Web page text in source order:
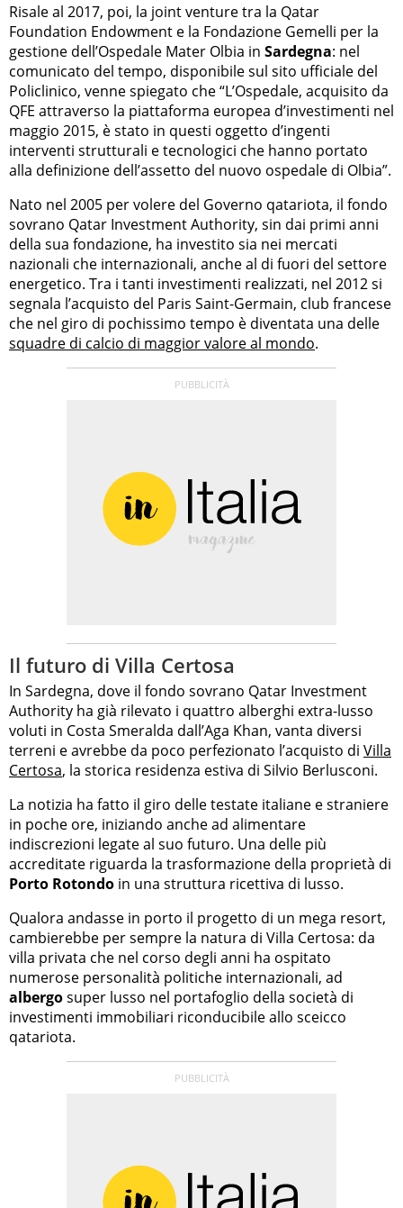
Risale al 2017, poi, la joint venture tra la Qatar
Foundation Endowment e la Fondazione Gemelli per la
gestione dell’Ospedale Mater Olbia in Sardegna: nel
comunicato del tempo, disponibile sul sito ufficiale del
Policlinico, venne spiegato che “L’Ospedale, acquisito da
QFE attraverso la piattaforma europea d’investimenti nel
maggio 2015, è stato in questi oggetto d’ingenti
interventi strutturali e tecnologici che hanno portato
alla definizione dell’assetto del nuovo ospedale di Olbia”.
Nato nel 2005 per volere del Governo qatariota, il fondo
sovrano Qatar Investment Authority, sin dai primi anni
della sua fondazione, ha investito sia nei mercati
nazionali che internazionali, anche al di fuori del settore
energetico. Tra i tanti investimenti realizzati, nel 2012 si
segnala l’acquisto del Paris Saint-Germain, club francese
che nel giro di pochissimo tempo è diventata una delle
squadre di calcio di maggior valore al mondo.
Il futuro di Villa Certosa
In Sardegna, dove il fondo sovrano Qatar Investment
Authority ha già rilevato i quattro alberghi extra-lusso
voluti in Costa Smeralda dall’Aga Khan, vanta diversi
terreni e avrebbe da poco perfezionato l’acquisto di Villa
Certosa, la storica residenza estiva di Silvio Berlusconi.
La notizia ha fatto il giro delle testate italiane e straniere
in poche ore, iniziando anche ad alimentare
indiscrezioni legate al suo futuro. Una delle più
accreditate riguarda la trasformazione della proprietà di
Porto Rotondo in una struttura ricettiva di lusso.
Qualora andasse in porto il progetto di un mega resort,
cambierebbe per sempre la natura di Villa Certosa: da
villa privata che nel corso degli anni ha ospitato
numerose personalità politiche internazionali, ad
albergosuper lusso nel portafoglio della società di
investimenti immobiliari riconducibile allo sceicco
qatariota.